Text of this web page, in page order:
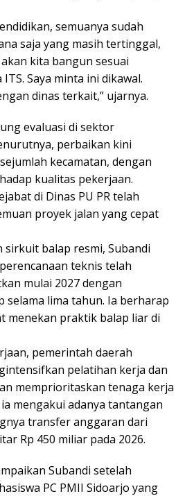
semuanya sudah
saja yang masih tertinggal,
kita bangun sesuai
Saya minta ini dikawal.
dinas terkait,” ujarnya.
evaluasi di sektor
perbaikan kini
kecamatan, dengan
kualitas pekerjaan.
di Dinas PU PR telah
proyek jalan yang cepat
balap resmi, Subandi
teknis telah
mulai 2027 dengan
selama lima tahun. Ia berharap
menekan praktik balap liar di
pemerintah daerah
pelatihan kerja dan
memprioritaskan tenaga kerja
mengakui adanya tantangan
transfer anggaran dari
Rp 450 miliar pada 2026.
Subandi setelah
PC PMII Sidoarjo yang